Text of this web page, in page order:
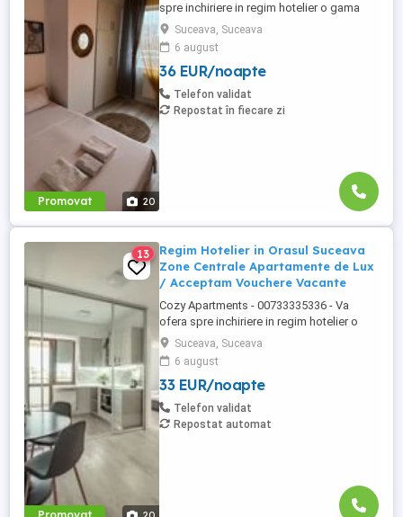
Promovat 20
spre inchiriere in regim hotelier o gama
variata de apartamente si garsoniere
situate in puncte cheie ale orasului
Suceava: Bulevardul George Enescu. In
centrul Orasului pe Esplanada langa
McDonald's. Bulevardul 1 Mai Obcini
Zamca Burdujeni Ipotesti Pentru ...
Suceava, Suceava
6 august
36 EUR/noapte
Telefon validat
Repostat în fiecare zi
13
Regim Hotelier in Orasul Suceava
Zone Centrale Apartamente de Lux
/ Acceptam Vouchere Vacante
Cozy Apartments - 00733335336 - Va
ofera spre inchiriere in regim hotelier o
gama variata de apartamente si
garsoniere situate in puncte cheie ale
orasului Suceava: Bulevardul George
Enescu. Kaufland George Enescu In
centrul Orasului pe Esplanada langa
McDonald's. Zamca Bulevardul 1 Mai
Obcini ...
Suceava, Suceava
6 august
33 EUR/noapte
Telefon validat
Repostat automat